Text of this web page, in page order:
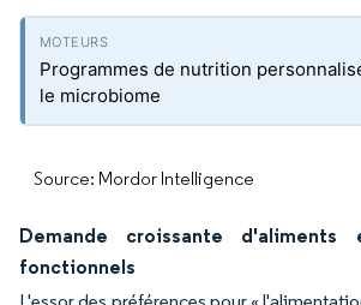
Programmes de nutrition
le microbiome
Source: Mordor Intelligence
Demande croissante
fonctionnels